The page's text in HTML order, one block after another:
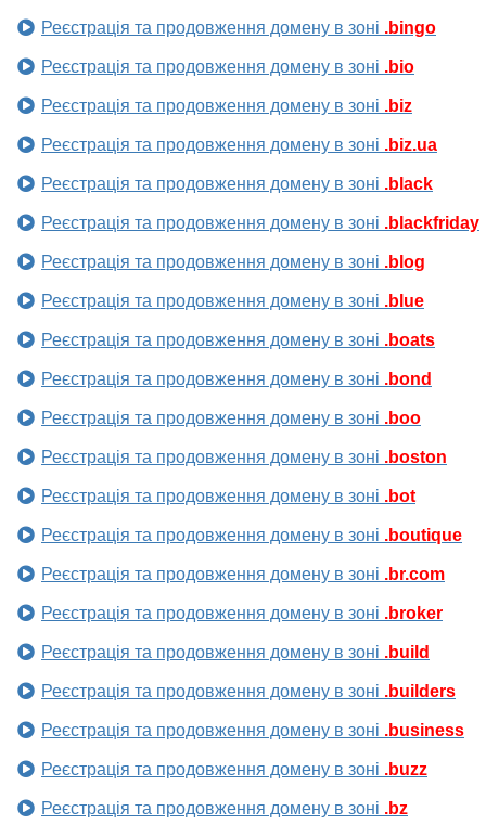
Реєстрація та продовження домену в зоні .bingo
Реєстрація та продовження домену в зоні .bio
Реєстрація та продовження домену в зоні .biz
Реєстрація та продовження домену в зоні .biz.ua
Реєстрація та продовження домену в зоні .black
Реєстрація та продовження домену в зоні .blackfriday
Реєстрація та продовження домену в зоні .blog
Реєстрація та продовження домену в зоні .blue
Реєстрація та продовження домену в зоні .boats
Реєстрація та продовження домену в зоні .bond
Реєстрація та продовження домену в зоні .boo
Реєстрація та продовження домену в зоні .boston
Реєстрація та продовження домену в зоні .bot
Реєстрація та продовження домену в зоні .boutique
Реєстрація та продовження домену в зоні .br.com
Реєстрація та продовження домену в зоні .broker
Реєстрація та продовження домену в зоні .build
Реєстрація та продовження домену в зоні .builders
Реєстрація та продовження домену в зоні .business
Реєстрація та продовження домену в зоні .buzz
Реєстрація та продовження домену в зоні .bz